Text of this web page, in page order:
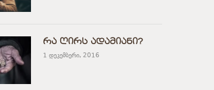
რა ღირს ადამიანი?
1 დეკემბერი, 2016